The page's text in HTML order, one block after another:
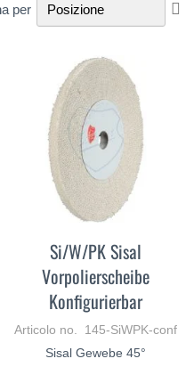
per
Si/W/PK Sisal
Vorpolierscheibe
Konfigurierbar
Articolo no. 145-SiWPK-conf
Sisal Gewebe 45°